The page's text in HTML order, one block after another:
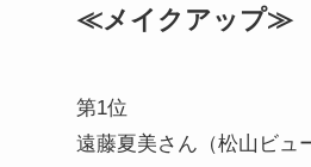
≪メイクアップ≫
第1位
遠藤夏美さん（松山ビュ